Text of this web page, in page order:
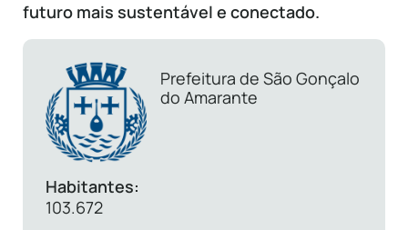
futuro mais sustentável e conectado.
Prefeitura de São Gonçalo
do Amarante
Habitantes:
103.672